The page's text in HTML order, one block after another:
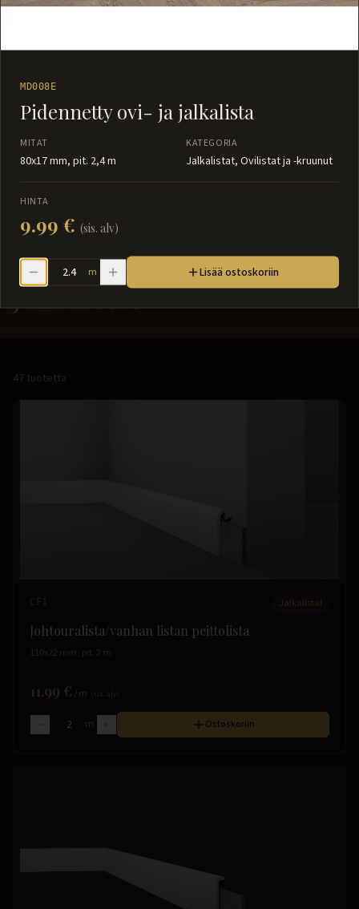
Jalkalistat
47 tuotetta
CF1 Jalkalistat
Johtouralista/vanhan listan peittolista
110x22 mm, pit. 2 m
11.99 € /m
m Ostoskoriin
MD008E
Pidennetty ovi- ja jalkalista
MITAT
80x17 mm, pit. 2,4 m
KATEGORIA
Jalkalistat, Ovilistat ja -kruunut
HINTA
9.99 € (sis. alv)
m Lisää ostoskoriin